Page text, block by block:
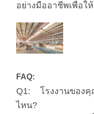
อย่างมืออาชีพเพื่อใ
FAQ:
Q1: โรงงานของ
ไหน?